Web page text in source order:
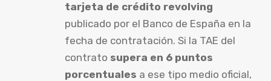
tarjeta de crédito revolving
publicado por el Banco de España en la
fecha de contratación. Si la TAE del
contrato supera en 6 puntos
porcentuales a ese tipo medio oficial,